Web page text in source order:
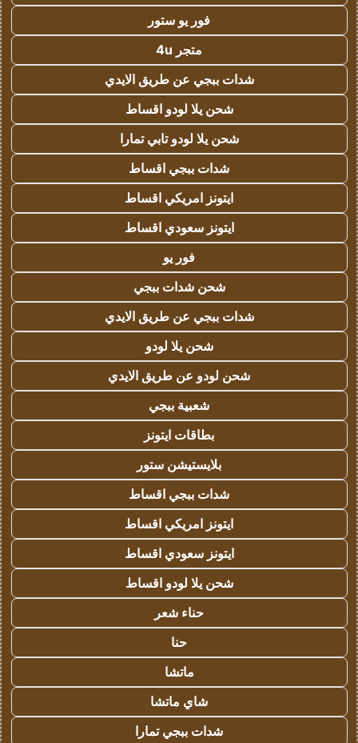
فور يو ستور
متجر 4u
شدات ببجي عن طريق الايدي
شحن يلا لودو اقساط
شحن يلا لودو تابي تمارا
شدات ببجي اقساط
ايتونز امريكي اقساط
ايتونز سعودي اقساط
فور يو
شحن شدات ببجي
شدات ببجي عن طريق الايدي
شحن يلا لودو
شحن لودو عن طريق الايدي
شعبية ببجي
بطاقات ايتونز
بلايستيشن ستور
شدات ببجي اقساط
ايتونز امريكي اقساط
ايتونز سعودي اقساط
شحن يلا لودو اقساط
حناء شعر
حنا
ماتشا
شاي ماتشا
شدات ببجي تمارا